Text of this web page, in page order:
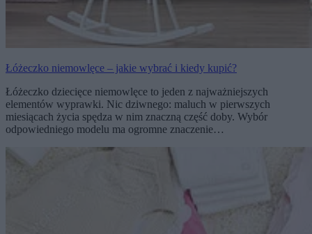
Łóżeczko niemowlęce – jakie wybrać i kiedy kupić?
Łóżeczko dziecięce niemowlęce to jeden z najważniejszych
elementów wyprawki. Nic dziwnego: maluch w pierwszych
miesiącach życia spędza w nim znaczną część doby. Wybór
odpowiedniego modelu ma ogromne znaczenie…